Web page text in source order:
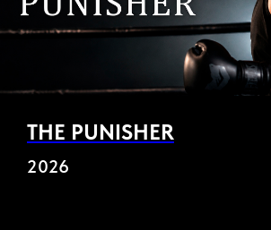
THE PUNISHER
2026